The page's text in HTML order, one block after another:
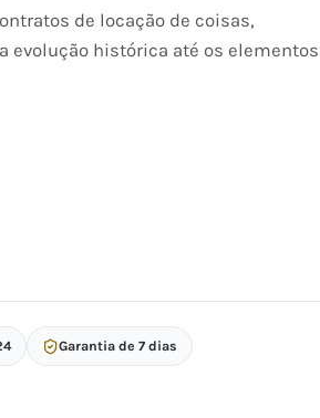
de locação de coisas,
evolução histórica até os elementos
Garantia de 7 dias